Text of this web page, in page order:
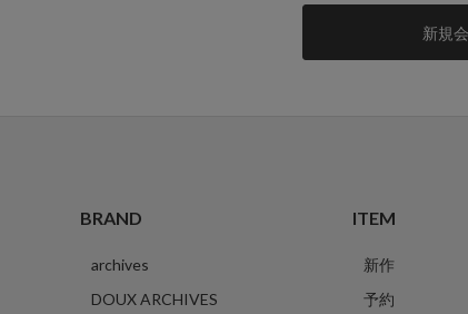
BRAND
archives
DOUX ARCHIVES
ITEM
新作
予約